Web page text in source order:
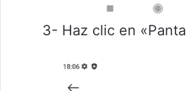
3- Haz clic en